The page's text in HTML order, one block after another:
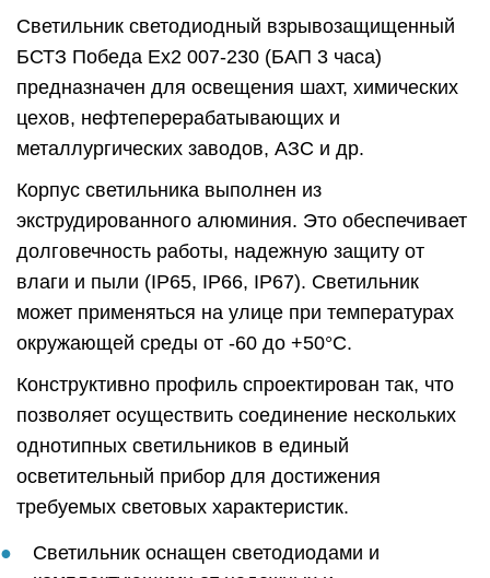
Светильник светодиодный взрывозащищенный
БСТЗ Победа Ex2 007-230 (БАП 3 часа)
предназначен для освещения шахт, химических
цехов, нефтеперерабатывающих и
металлургических заводов, АЗС и др.
Корпус светильника выполнен из
экструдированного алюминия. Это обеспечивает
долговечность работы, надежную защиту от
влаги и пыли (IP65, IP66, IP67). Светильник
может применяться на улице при температурах
окружающей среды от -60 до +50°C.
Конструктивно профиль спроектирован так, что
позволяет осуществить соединение нескольких
однотипных светильников в единый
осветительный прибор для достижения
требуемых световых характеристик.
Светильник оснащен светодиодами и